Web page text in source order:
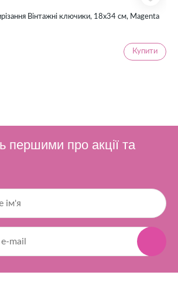
Вінтажні ключики, 18х34 см, Magenta
Купити
першими про акції та